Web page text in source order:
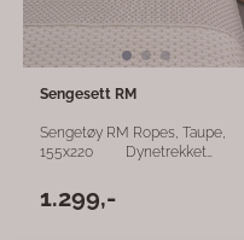
Sengesett RM
Sengetøy RM Ropes, Taupe,
155x220 Dynetrekket
imponerer med en unik design
av horisontale striper foran og
1.299,-